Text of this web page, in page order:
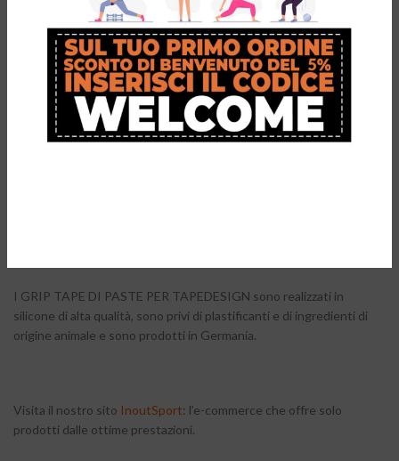
CHIUSO
Grazie alla forma ad anelle i GRIP TAPE non si muovono e non si
staccano dalla gamba nemmeno durante duri scontri con i tuoi
avversari durante le partite.
TAGLIA UNICA
I GRIP TAPE DI PASTE PER TAPEDESIGN sono realizzati in
silicone di alta qualità, sono privi di plastificanti e di ingredienti di
origine animale e sono prodotti in Germania.
Visita il nostro sito InoutSport: l’e-commerce che offre solo
prodotti dalle ottime prestazioni.